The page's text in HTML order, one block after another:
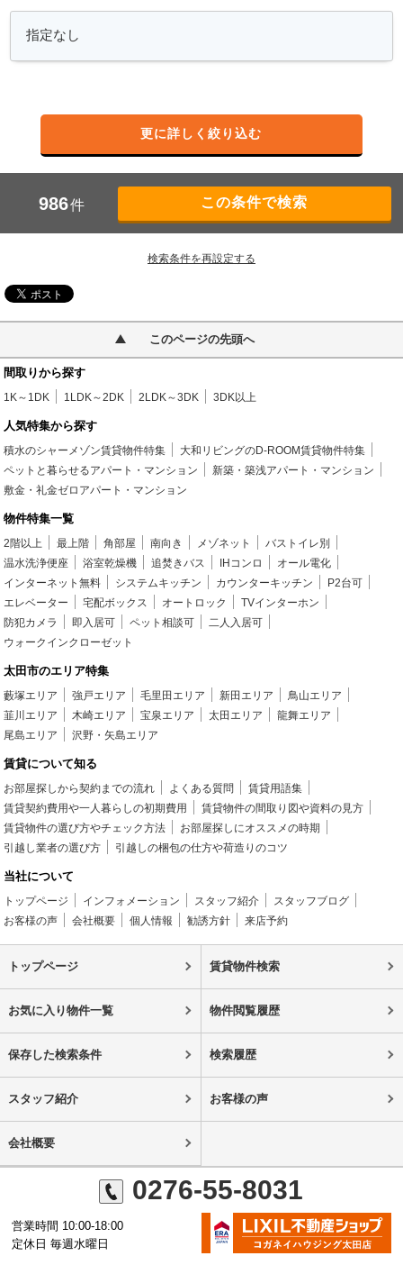
更に詳しく絞り込む
986件
検索条件を再設定する
このページの先頭へ
間取りから探す
1K～1DK 1LDK～2DK 2LDK～3DK 3DK以上
人気特集から探す
積水のシャーメゾン賃貸物件特集
大和リビングのD-ROOM賃貸物件特集
ペットと暮らせるアパート・マンション
新築・築浅アパート・マンション
敷金・礼金ゼロアパート・マンション
物件特集一覧
2階以上 最上階 角部屋 南向き メゾネット
バストイレ別
温水洗浄便座
浴室乾燥機 追焚きバス IHコンロ
オール電化
インターネット無料
システムキッチン カウンターキッチン
P2台可
エレベーター
宅配ボックス オートロック
TVインターホン
防犯カメラ
即入居可 ペット相談可
二人入居可
ウォークインクローゼット
太田市のエリア特集
藪塚エリア 強戸エリア 毛里田エリア 新田エリア
鳥山エリア
韮川エリア
木崎エリア 宝泉エリア 太田エリア
龍舞エリア
尾島エリア
沢野・矢島エリア
賃貸について知る
お部屋探しから契約までの流れ よくある質問
賃貸用語集
賃貸契約費用や一人暮らしの初期費用
賃貸物件の間取り図や資料の見方
賃貸物件の選び方やチェック方法
お部屋探しにオススメの時期
引越し業者の選び方
引越しの梱包の仕方や荷造りのコツ
当社について
トップページ インフォメーション スタッフ紹介
スタッフブログ
お客様の声
会社概要 個人情報 勧誘方針 来店予約
トップページ 賃貸物件検索
お気に入り物件一覧 物件閲覧履歴
保存した検索条件 検索履歴
スタッフ紹介 お客様の声
会社概要
0276-55-8031
営業時間 10:00-18:00
定休日 毎週水曜日